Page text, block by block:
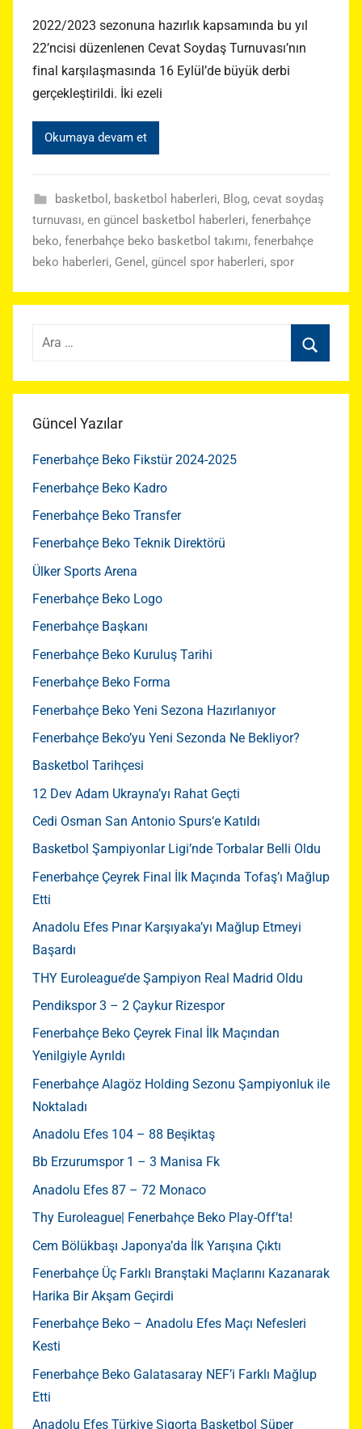
2022/2023 sezonuna hazırlık kapsamında bu yıl
22’ncisi düzenlenen Cevat Soydaş Turnuvası’nın
final karşılaşmasında 16 Eylül’de büyük derbi
gerçekleştirildi. İki ezeli
Okumaya devam et
basketbol , basketbol haberleri, Blog, cevat soydaş
turnuvası, en güncel basketbol haberleri, fenerbahçe
beko, fenerbahçe beko basketbol takımı, fenerbahçe
beko haberleri, Genel , güncel spor haberleri, spor
Arama:
Güncel Yazılar
Fenerbahçe Beko Fikstür 2024-2025
Fenerbahçe Beko Kadro
Fenerbahçe Beko Transfer
Fenerbahçe Beko Teknik Direktörü
Ülker Sports Arena
Fenerbahçe Beko Logo
Fenerbahçe Başkanı
Fenerbahçe Beko Kuruluş Tarihi
Fenerbahçe Beko Forma
Fenerbahçe Beko Yeni Sezona Hazırlanıyor
Fenerbahçe Beko’yu Yeni Sezonda Ne Bekliyor?
Basketbol Tarihçesi
12 Dev Adam Ukrayna’yı Rahat Geçti
Cedi Osman San Antonio Spurs‘e Katıldı
Basketbol Şampiyonlar Ligi’nde Torbalar Belli Oldu
Fenerbahçe Çeyrek Final İlk Maçında Tofaş’ı Mağlup
Etti
Anadolu Efes Pınar Karşıyaka’yı Mağlup Etmeyi
Başardı
THY Euroleague’de Şampiyon Real Madrid Oldu
Pendikspor 3 – 2 Çaykur Rizespor
Fenerbahçe Beko Çeyrek Final İlk Maçından
Yenilgiyle Ayrıldı
Fenerbahçe Alagöz Holding Sezonu Şampiyonluk ile
Noktaladı
Anadolu Efes 104 – 88 Beşiktaş
Bb Erzurumspor 1 – 3 Manisa Fk
Anadolu Efes 87 – 72 Monaco
Thy Euroleague| Fenerbahçe Beko Play-Off’ta!
Cem Bölükbaşı Japonya’da İlk Yarışına Çıktı
Fenerbahçe Üç Farklı Branştaki Maçlarını Kazanarak
Harika Bir Akşam Geçirdi
Fenerbahçe Beko – Anadolu Efes Maçı Nefesleri
Kesti
Fenerbahçe Beko Galatasaray NEF’i Farklı Mağlup
Etti
Anadolu Efes Türkiye Sigorta Basketbol Süper